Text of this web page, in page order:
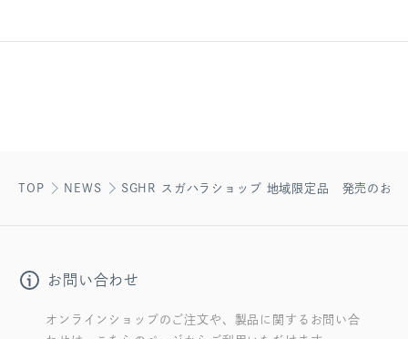
TOP NEWS SGHR スガハラショップ 地域限定品 発売のお知
お問い合わせ
オンラインショップのご注文や、製品に関するお問い合